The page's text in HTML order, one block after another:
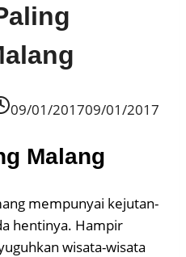
09/01/201709/01/2017
Malang
mempunyai kejutan-
hentinya. Hampir
wisata-wisata